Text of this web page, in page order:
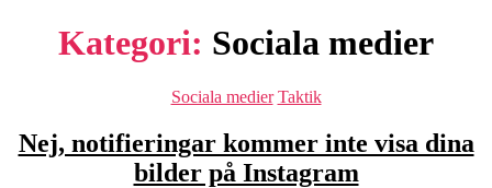
Kategori: Sociala medier
Kategorier
Sociala medier Taktik
Nej, notifieringar kommer inte visa dina
bilder på Instagram